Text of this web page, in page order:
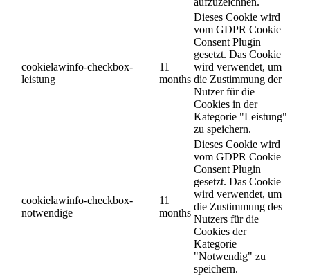
cookielawinfo-checkbox-
leistung
11
months
Dieses Cookie wird
vom GDPR Cookie
Consent Plugin
gesetzt. Das Cookie
wird verwendet, um
die Zustimmung der
Nutzer für die
Cookies in der
Kategorie "Leistung"
zu speichern.
cookielawinfo-checkbox-
notwendige
11
months
Dieses Cookie wird
vom GDPR Cookie
Consent Plugin
gesetzt. Das Cookie
wird verwendet, um
die Zustimmung des
Nutzers für die
Cookies der
Kategorie
"Notwendig" zu
speichern.